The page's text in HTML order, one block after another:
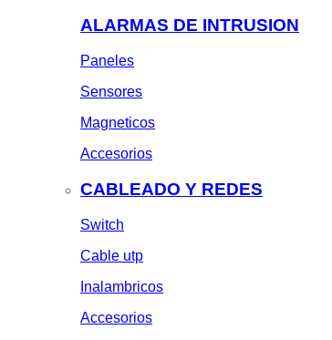
ALARMAS DE INTRUSION
Paneles
Sensores
Magneticos
Accesorios
CABLEADO Y REDES
Switch
Cable utp
Inalambricos
Accesorios